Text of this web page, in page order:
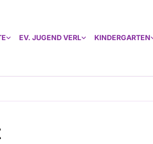
EV. JUGEND VERL KINDERGARTEN